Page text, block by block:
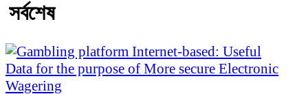
সর্বশেষ